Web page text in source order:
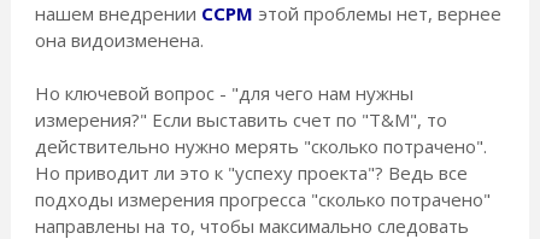
нашем внедрении CCPM этой проблемы нет, вернее
она видоизменена.
Но ключевой вопрос - "для чего нам нужны
измерения?" Если выставить счет по "T&M", то
действительно нужно мерять "сколько потрачено".
Но приводит ли это к "успеху проекта"? Ведь все
подходы измерения прогресса "сколько потрачено"
направлены на то, чтобы максимально следовать